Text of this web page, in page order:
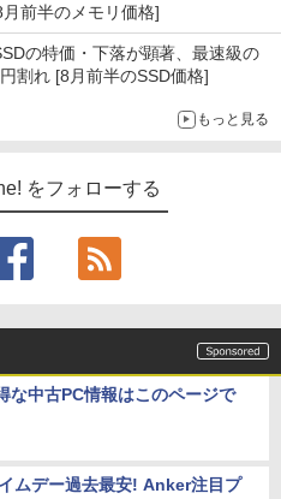
月前半のメモリ価格]
の特価・下落が顕著、最速級の
割れ [8月前半のSSD価格]
もっと見る
をフォローする
な中古PC情報はこのページで
ムデー過去最安! Anker注目プ